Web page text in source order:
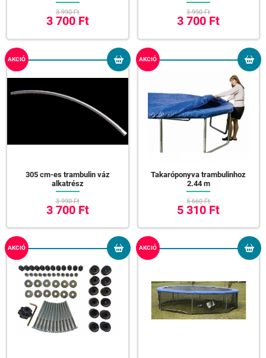
3 990 Ft
3 700 Ft
3 990 Ft
3 700 Ft
AKCIÓ
305 cm-es trambulin váz
alkatrész
3 990 Ft
3 700 Ft
AKCIÓ
Takaróponyva trambulinhoz
2.44 m
5 660 Ft
5 310 Ft
AKCIÓ AKCIÓ